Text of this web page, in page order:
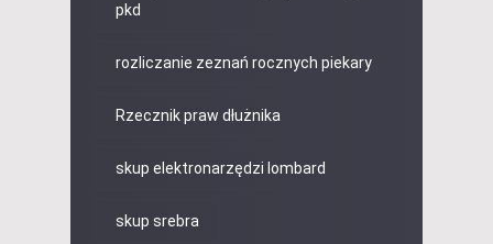
pkd
rozliczanie zeznań rocznych piekary
Rzecznik praw dłużnika
skup elektronarzędzi lombard
skup srebra